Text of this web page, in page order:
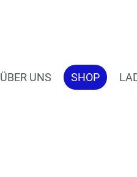
ÜBER UNS SHOP